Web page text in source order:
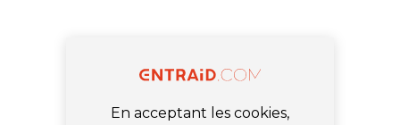
En acceptant les cookies,